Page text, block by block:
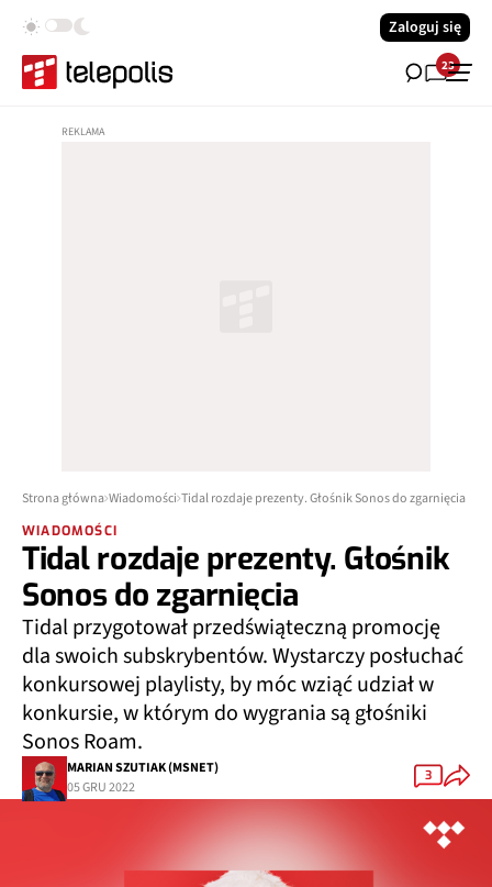
Zaloguj się
23
Strona główna Wiadomości Tidal rozdaje prezenty. Głośnik Sonos do zgarnięcia
WIADOMOŚCI
Tidal rozdaje prezenty. Głośnik
Sonos do zgarnięcia
Tidal przygotował przedświąteczną promocję
dla swoich subskrybentów. Wystarczy posłuchać
konkursowej playlisty, by móc wziąć udział w
konkursie, w którym do wygrania są głośniki
Sonos Roam.
MARIAN SZUTIAK (MSNET)
05 GRU 2022
3